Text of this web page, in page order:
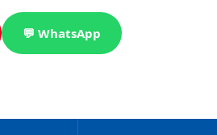
💬 WhatsApp